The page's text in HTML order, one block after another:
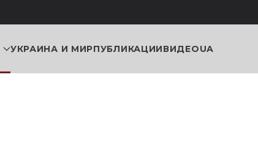
УКРАИНА И МИРПУБЛИКАЦИИВИДЕОUA